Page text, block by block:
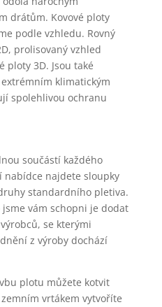
drátům. Kovové ploty
podle vzhledu. Rovný
prolisovaný vzhled
ploty 3D. Jsou také
klimatickým
spolehlivou ochranu
součástí každého
nabídce najdete sloupky
standardního pletiva.
vám schopni je dodat
se kterými
z výroby dochází
plotu můžete kotvit
vrtákem vytvoříte